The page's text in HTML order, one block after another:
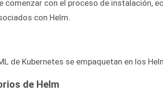
comenzar con el proceso de instalación,
con Helm.
de Kubernetes se empaquetan en los
de Helm